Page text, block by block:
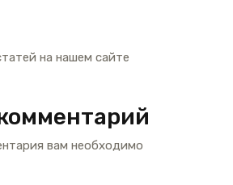
на нашем сайте
вам необходимо